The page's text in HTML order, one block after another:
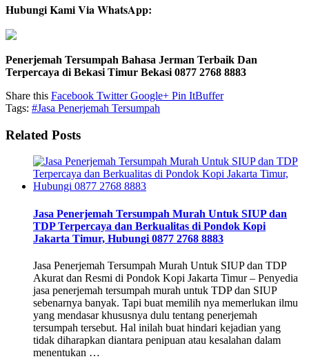
Hubungi Kami Via WhatsApp:
Penerjemah Tersumpah Bahasa Jerman Terbaik Dan
Terpercaya di Bekasi Timur Bekasi 0877 2768 8883
Share this Facebook TwitterGoogle+ Pin ItBuffer
Tags: #Jasa Penerjemah Tersumpah
Related Posts
Jasa Penerjemah Tersumpah Murah Untuk SIUP dan
TDP Terpercaya dan Berkualitas di Pondok Kopi
Jakarta Timur, Hubungi 0877 2768 8883
Jasa Penerjemah Tersumpah Murah Untuk SIUP dan TDP
Akurat dan Resmi di Pondok Kopi Jakarta Timur – Penyedia
jasa penerjemah tersumpah murah untuk TDP dan SIUP
sebenarnya banyak. Tapi buat memilih nya memerlukan ilmu
yang mendasar khususnya dulu tentang penerjemah
tersumpah tersebut. Hal inilah buat hindari kejadian yang
tidak diharapkan diantara penipuan atau kesalahan dalam
menentukan …